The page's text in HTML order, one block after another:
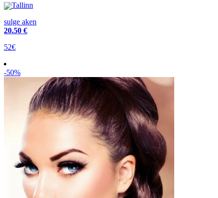
Tallinn
sulge aken
20.50 €
52€
-50%